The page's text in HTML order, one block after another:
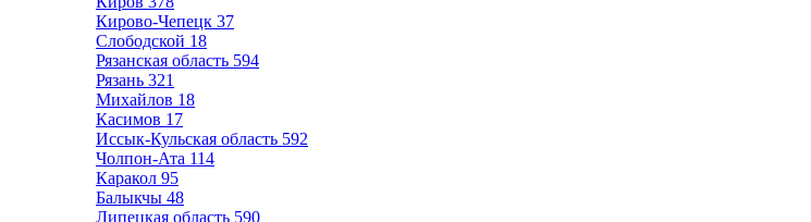
Кирово-Чепецк 37
Слободской 18
Рязанская область 594
Рязань 321
Михайлов 18
Касимов 17
Иссык-Кульская область 592
Чолпон-Ата 114
Каракол 95
Балыкчы 48
Липецкая область 590